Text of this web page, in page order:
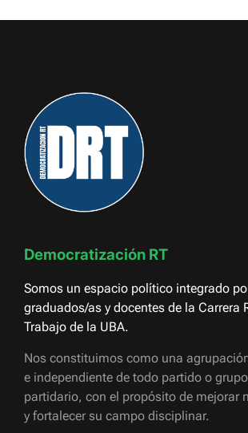
Democratización RT
Somos un espacio político integrado
graduados/as y docentes de la Carrera
Trabajo de la UBA.
Nos constituimos como una
e independiente de todo partido o
partidario, con el propósito de mejorar
y fortalecer su campo disciplinar.